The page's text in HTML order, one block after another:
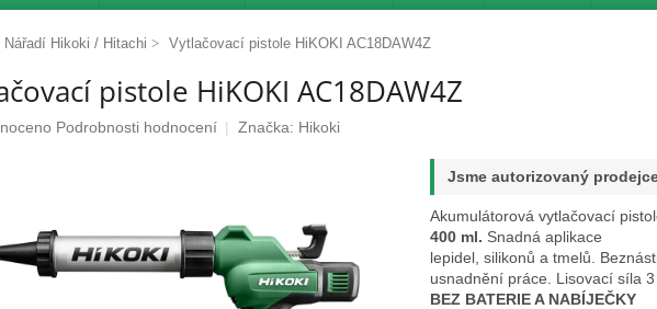
Nářadí Hikoki / Hitachi Vytlačovací pistole HiKOKI AC18DAW4Z
pistole HiKOKI AC18DAW4Z
Podrobnosti hodnocení Značka: Hikoki
Jsme autorizovaný
Akumulátorová vytlačovací
400 ml. Snadná aplikace
lepidel, silikonů a tmelů.
usnadnění práce. Lisovací síla
BEZ BATERIE A NABÍJEČKY